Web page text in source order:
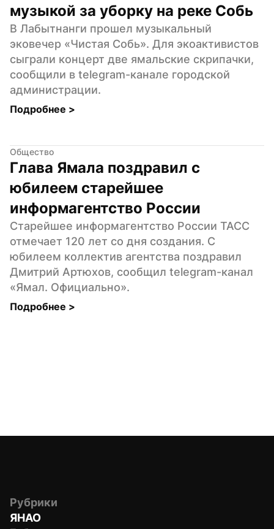
музыкой за уборку на реке Собь
В Лабытнанги прошел музыкальный
эковечер «Чистая Собь». Для экоактивистов
сыграли концерт две ямальские скрипачки,
сообщили в telegram-канале городской
администрации.
Подробнее >
Общество
Глава Ямала поздравил с
юбилеем старейшее
информагентство России
Старейшее информагентство России ТАСС
отмечает 120 лет со дня создания. С
юбилеем коллектив агентства поздравил
Дмитрий Артюхов, сообщил telegram-канал
«Ямал. Официально».
Подробнее >
Рубрики
ЯНАО